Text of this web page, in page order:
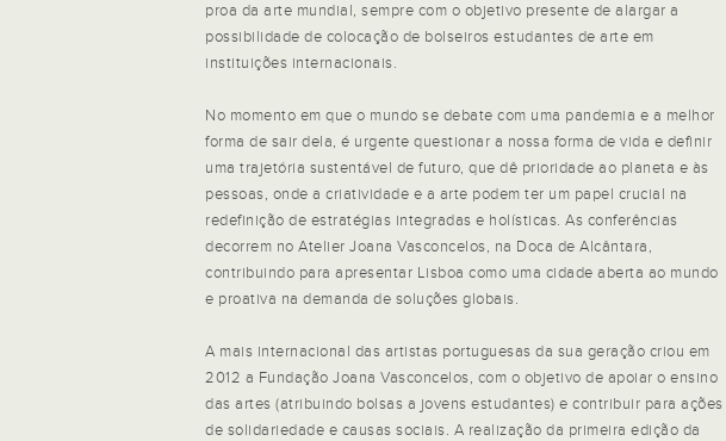
proa da arte mundial, sempre com o objetivo presente de alargar a
possibilidade de colocação de bolseiros estudantes de arte em
instituições internacionais.
No momento em que o mundo se debate com uma pandemia e a melhor
forma de sair dela, é urgente questionar a nossa forma de vida e definir
uma trajetória sustentável de futuro, que dê prioridade ao planeta e às
pessoas, onde a criatividade e a arte podem ter um papel crucial na
redefinição de estratégias integradas e holísticas. As conferências
decorrem no Atelier Joana Vasconcelos, na Doca de Alcântara,
contribuindo para apresentar Lisboa como uma cidade aberta ao mundo
e proativa na demanda de soluções globais.
A mais internacional das artistas portuguesas da sua geração criou em
2012 a Fundação Joana Vasconcelos, com o objetivo de apoiar o ensino
das artes (atribuindo bolsas a jovens estudantes) e contribuir para ações
de solidariedade e causas sociais. A realização da primeira edição da